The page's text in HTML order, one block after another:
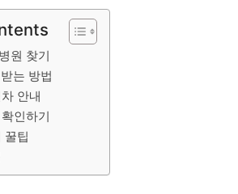
원 찾기
는 방법
안내
인하기
꿀팁